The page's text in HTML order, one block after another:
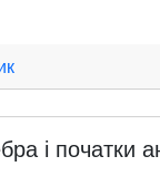
і початки